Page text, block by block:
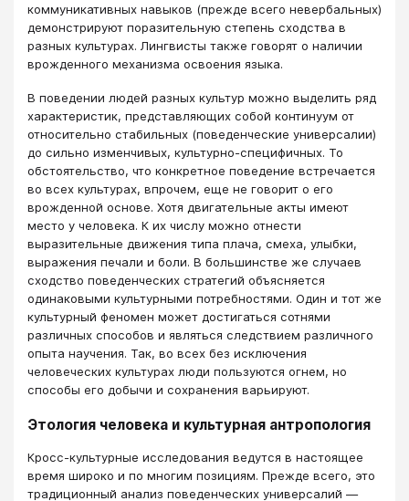
коммуникативных навыков (прежде всего невербальных)
демонстрируют поразительную степень сходства в
разных культурах. Лингвисты также говорят о наличии
врожденного механизма освоения языка.
В поведении людей разных культур можно выделить ряд
характеристик, представляющих собой континуум от
относительно стабильных (поведенческие универсалии)
до сильно изменчивых, культурно-специфичных. То
обстоятельство, что конкретное поведение встречается
во всех культурах, впрочем, еще не говорит о его
врожденной основе. Хотя двигательные акты имеют
место у человека. К их числу можно отнести
выразительные движения типа плача, смеха, улыбки,
выражения печали и боли. В большинстве же случаев
сходство поведенческих стратегий объясняется
одинаковыми культурными потребностями. Один и тот же
культурный феномен может достигаться сотнями
различных способов и являться следствием различного
опыта научения. Так, во всех без исключения
человеческих культурах люди пользуются огнем, но
способы его добычи и сохранения варьируют.
Этология человека и культурная антропология
Кросс-культурные исследования ведутся в настоящее
время широко и пo многим позициям. Прежде всего, это
традиционный анализ поведенческих универсалий —